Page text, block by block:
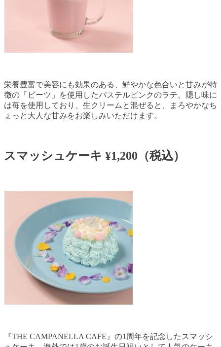
栄養豊富で美容にも効果のある、鮮やかな色合いと甘みが特
徴の「ビーツ」を使用したパステルピンクのラテ。隠し味に
は苺を使用しており、生クリームと混ぜると、まろやかなち
ょっと大人な甘みをお楽しみいただけます。
スマッシュケーキ ¥1,200（税込）
『THE CAMPANELLA CAFE』の1周年を記念したスマッシ